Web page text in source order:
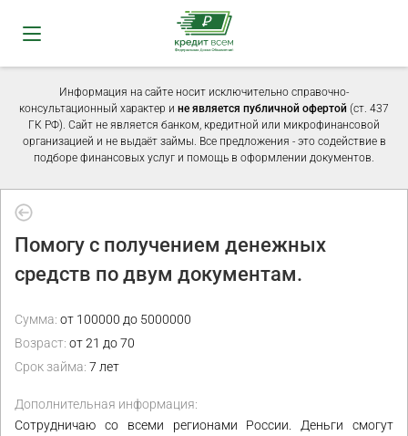
Информация на сайте носит исключительно справочно-
консультационный характер и не является публичной офертой (ст. 437
ГК РФ). Сайт не является банком, кредитной или микрофинансовой
организацией и не выдаёт займы. Все предложения - это содействие в
подборе финансовых услуг и помощь в оформлении документов.
Помогу с получением денежных
средств по двум документам.
Сумма: от 100000 до 5000000
Возраст: от 21 до 70
Срок займа: 7 лет
Дополнительная информация:
Сотрудничаю со всеми регионами России. Деньги смогут